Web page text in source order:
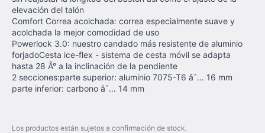
elevación del talón
Comfort Correa acolchada: correa especialmente suave y
acolchada la mejor comodidad de uso
Powerlock 3.0: nuestro candado más resistente de aluminio
forjadoCesta ice-flex - sistema de cesta móvil se adapta
hasta 28 Â° a la inclinación de la pendiente
2 secciones:parte superior: aluminio 7075-T6 âˆ… 16 mm
parte inferior: carbono âˆ… 14 mm
Los productos están sujetos a confirmación de stock.